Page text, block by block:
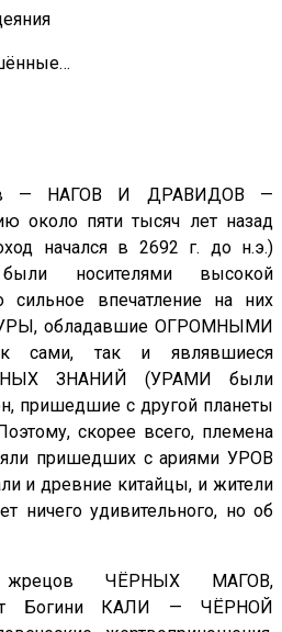
— НАГОВ И ДРАВИДОВ —
около пяти тысяч лет назад
начался в 2692 г. до н.э.)
носителями высокой
сильное впечатление на них
обладавшие ОГРОМНЫМИ
сами, так и являвшиеся
ЗНАНИЙ (УРАМИ были
пришедшие с другой планеты
скорее всего, племена
пришедших с ариями УРОВ
и древние китайцы, и жители
ничего удивительного, но об
ЧЁРНЫХ МАГОВ,
Богини КАЛИ — ЧЁРНОЙ